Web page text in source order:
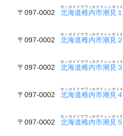
〒097-0002 北海道稚内市潮見１
ホッカイドウワッカナイシシオミ１
〒097-0002 北海道稚内市潮見２
ホッカイドウワッカナイシシオミ２
〒097-0002 北海道稚内市潮見３
ホッカイドウワッカナイシシオミ３
〒097-0002 北海道稚内市潮見４
ホッカイドウワッカナイシシオミ４
〒097-0002 北海道稚内市潮見５
ホッカイドウワッカナイシシオミ５